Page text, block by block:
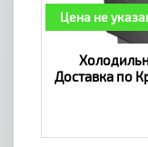
Цена не
Доставка по